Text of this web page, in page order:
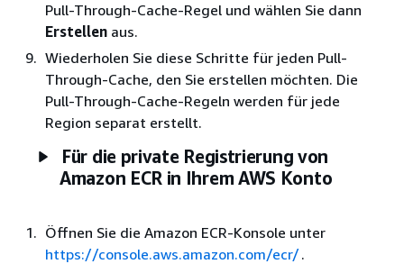
Pull-Through-Cache-Regel und wählen Sie dann
Erstellen aus.
Wiederholen Sie diese Schritte für jeden Pull-
Through-Cache, den Sie erstellen möchten. Die
Pull-Through-Cache-Regeln werden für jede
Region separat erstellt.
Für die private Registrierung von
Amazon ECR in Ihrem AWS Konto
Öffnen Sie die Amazon ECR-Konsole unter
https://console.aws.amazon.com/ecr/.